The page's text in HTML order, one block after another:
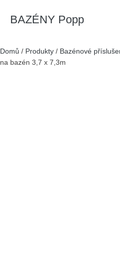
BAZÉNY Popp
Domů / Produkty / Bazénové
na bazén 3,7 x 7,3m